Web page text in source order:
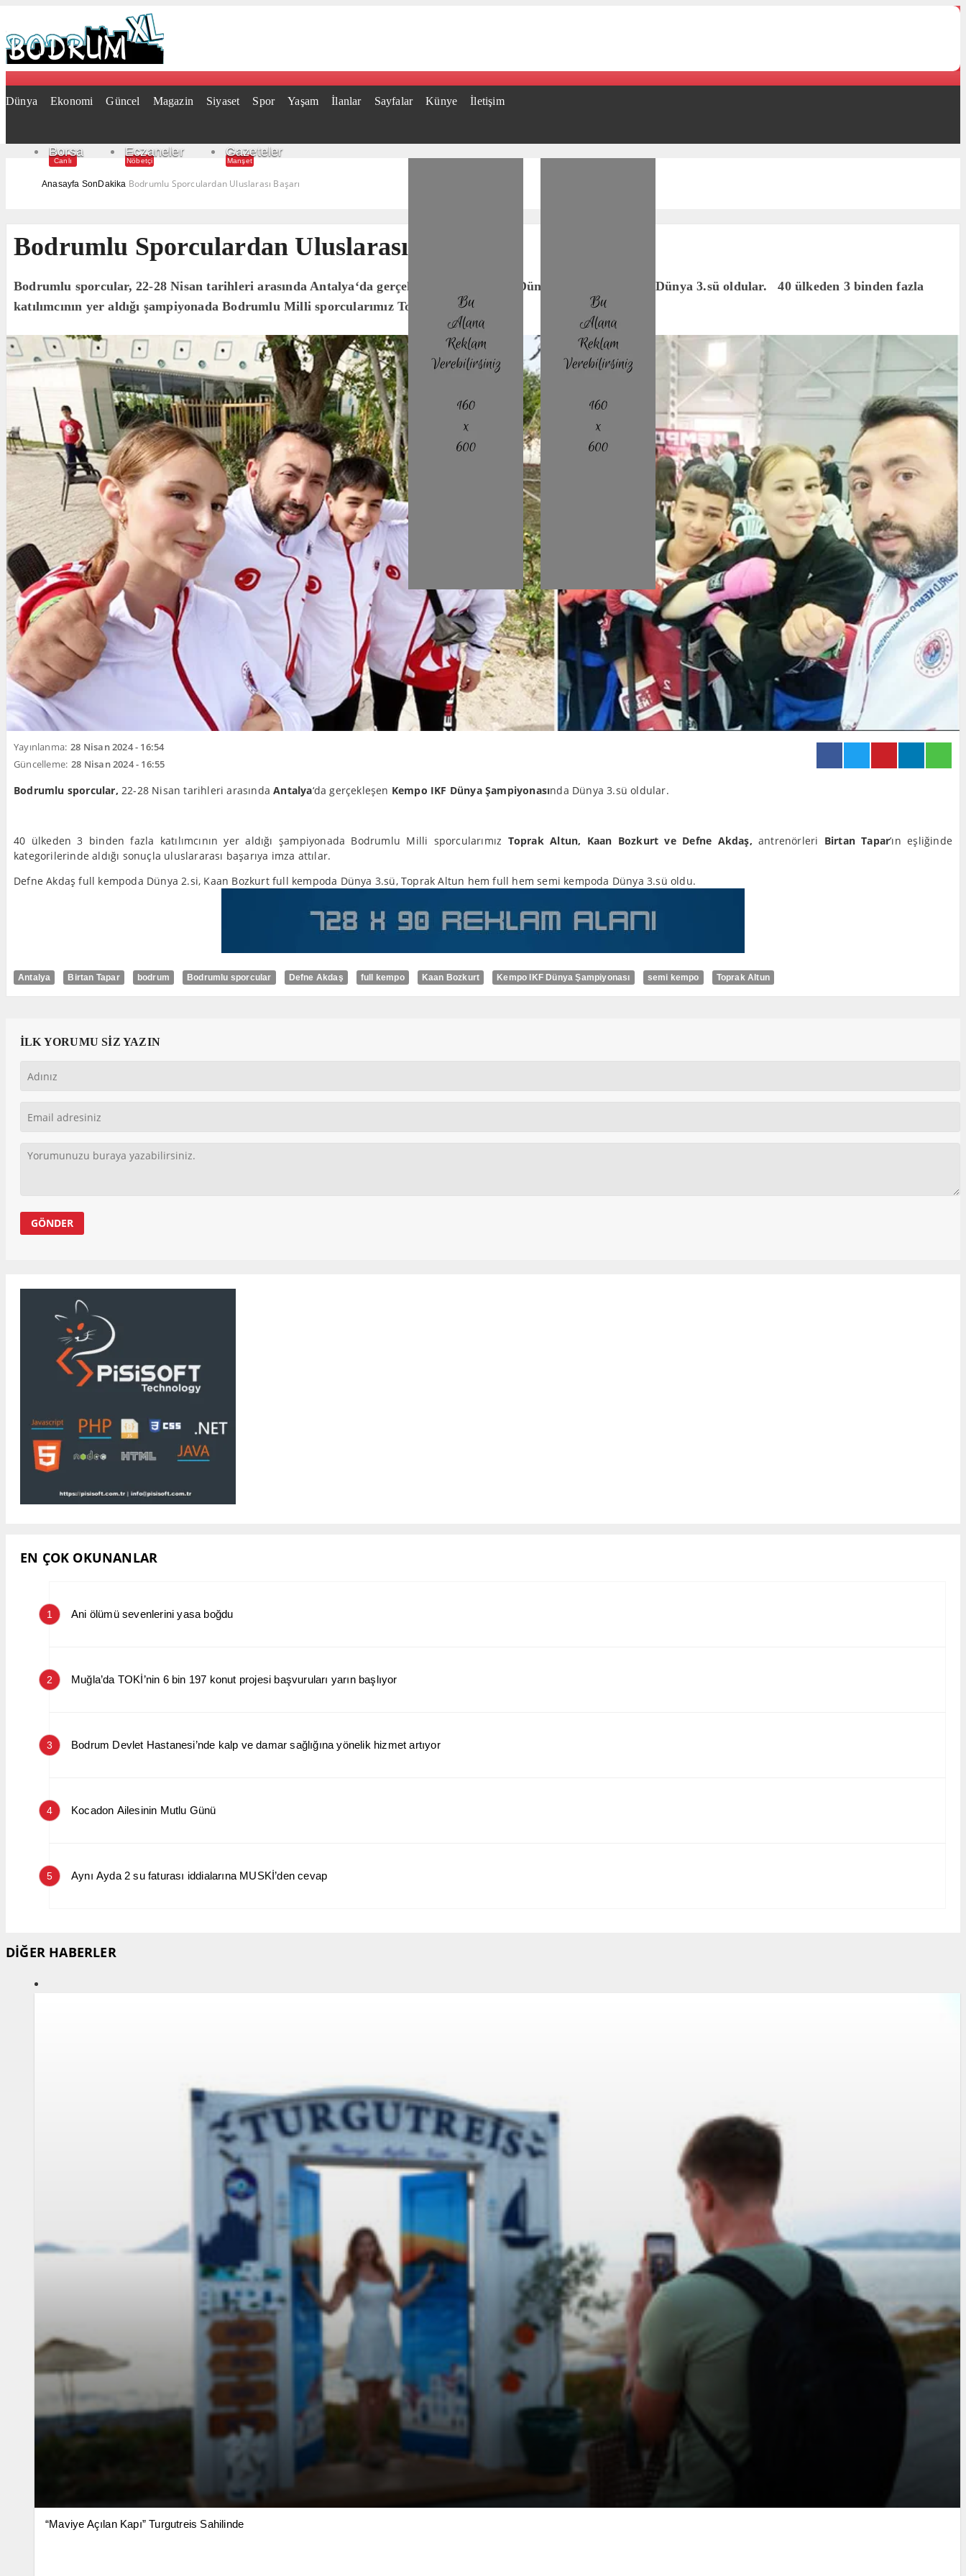
Dünya Ekonomi Güncel Magazin Siyaset Spor Yaşam İlanlar Sayfalar Künye İletişim
Borsa
Canlı
Eczaneler
Nöbetçi
Gazeteler
Manşet
Anasayfa SonDakika Bodrumlu Sporculardan Uluslarası Başarı
Bodrumlu Sporculardan Uluslarası Başarı
Bodrumlu sporcular, 22-28 Nisan tarihleri arasında Antalya‘da gerçekleşen Kempo IKF Dünya Şampiyonasında Dünya 3.sü oldular. 40 ülkeden 3 binden fazla
katılımcının yer aldığı şampiyonada Bodrumlu Milli sporcularımız Toprak Altun,..
Yayınlanma: 28 Nisan 2024 - 16:54
Güncelleme: 28 Nisan 2024 - 16:55
Bodrumlu sporcular, 22-28 Nisan tarihleri arasındaAntalya‘da gerçekleşen Kempo IKF Dünya Şampiyonasında Dünya 3.sü oldular.
40 ülkeden 3 binden fazla katılımcının yer aldığı şampiyonada Bodrumlu Milli sporcularımız Toprak Altun, Kaan Bozkurt ve Defne Akdaş, antrenörleri Birtan Tapar’ın eşliğinde
kategorilerinde aldığı sonuçla uluslararası başarıya imza attılar.
Defne Akdaş full kempoda Dünya 2.si, Kaan Bozkurt full kempoda Dünya 3.sü, Toprak Altun hem full hem semi kempoda Dünya 3.sü oldu.
Antalya Birtan Tapar bodrum Bodrumlu sporcular Defne Akdaş full kempo Kaan Bozkurt Kempo IKF Dünya Şampiyonası semi kempo Toprak Altun
İLK YORUMU SİZ YAZIN
EN ÇOK OKUNANLAR
1 Ani ölümü sevenlerini yasa boğdu
2 Muğla’da TOKİ’nin 6 bin 197 konut projesi başvuruları yarın başlıyor
3 Bodrum Devlet Hastanesi’nde kalp ve damar sağlığına yönelik hizmet artıyor
4 Kocadon Ailesinin Mutlu Günü
5 Aynı Ayda 2 su faturası iddialarına MUSKİ’den cevap
DİĞER HABERLER
“Maviye Açılan Kapı” Turgutreis Sahilinde